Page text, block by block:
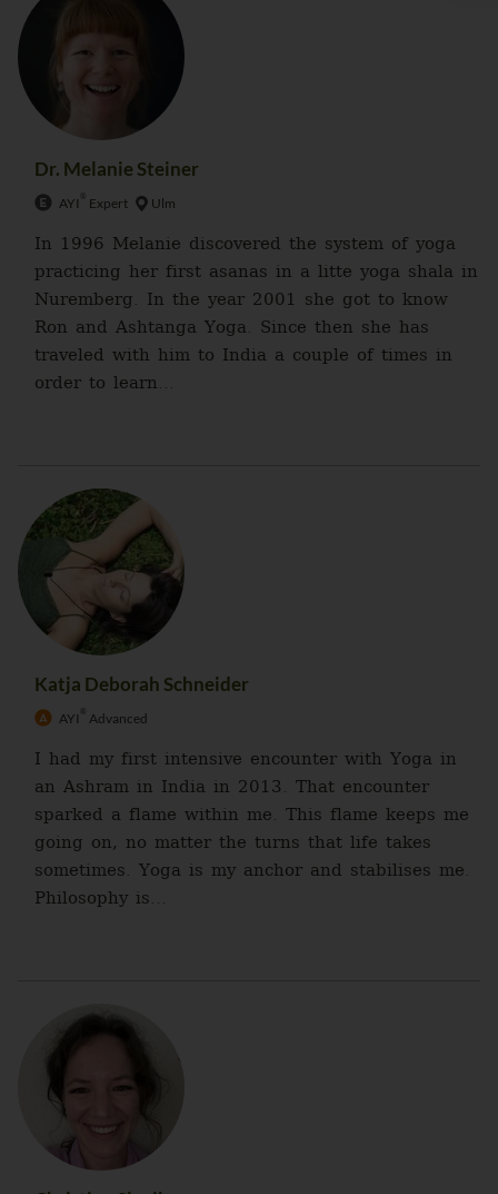
Dr. Melanie Steiner
AYI ® Expert Ulm
In 1996 Melanie discovered the system of yoga
practicing her first asanas in a litte yoga shala in
Nuremberg. In the year 2001 she got to know
Ron and Ashtanga Yoga. Since then she has
traveled with him to India a couple of times in
order to learn...
Katja Deborah Schneider
AYI ® Advanced
I had my first intensive encounter with Yoga in
an Ashram in India in 2013. That encounter
sparked a flame within me. This flame keeps me
going on, no matter the turns that life takes
sometimes. Yoga is my anchor and stabilises me.
Philosophy is...